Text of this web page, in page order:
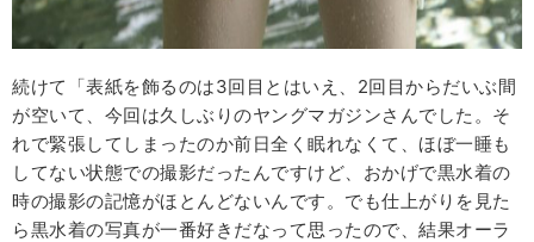
続けて「表紙を飾るのは3回目とはいえ、2回目からだいぶ間
が空いて、今回は久しぶりのヤングマガジンさんでした。そ
れで緊張してしまったのか前日全く眠れなくて、ほぼ一睡も
してない状態での撮影だったんですけど、おかげで黒水着の
時の撮影の記憶がほとんどないんです。でも仕上がりを見た
ら黒水着の写真が一番好きだなって思ったので、結果オーラ